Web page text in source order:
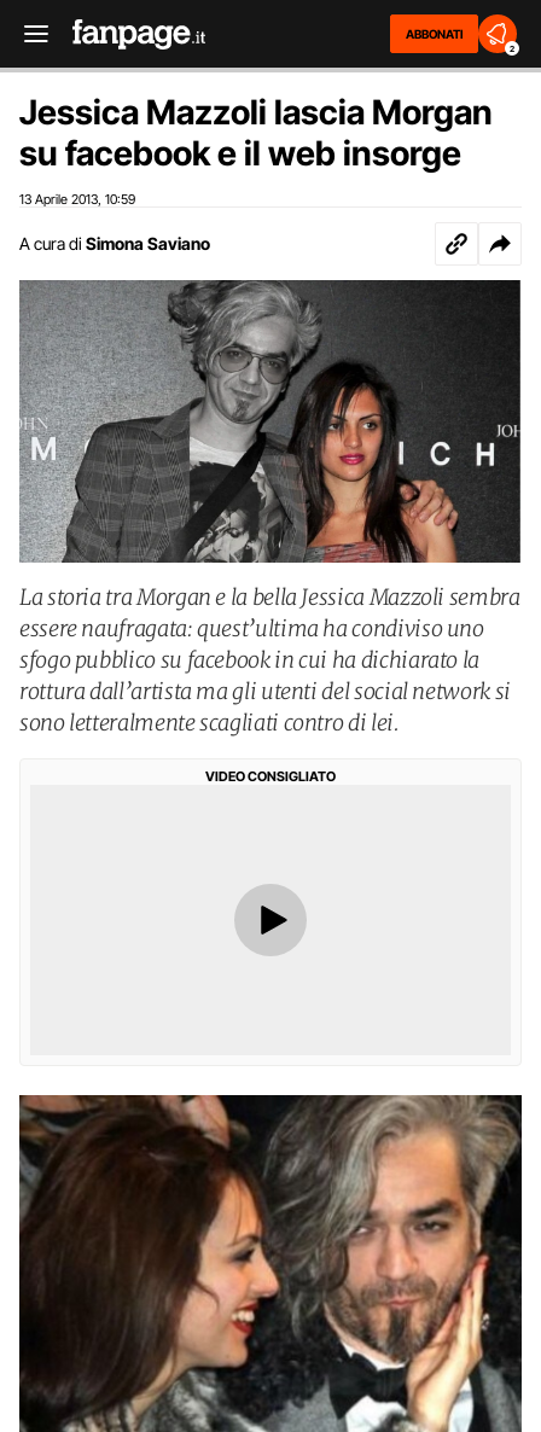
ABBONATI
2
Jessica Mazzoli lascia Morgan
su facebook e il web insorge
13 Aprile 2013 10:59
A cura di Simona Saviano
La storia tra Morgan e la bella Jessica Mazzoli sembra
essere naufragata: quest’ultima ha condiviso uno
sfogo pubblico su facebook in cui ha dichiarato la
rottura dall’artista ma gli utenti del social network si
sono letteralmente scagliati contro di lei.
VIDEO CONSIGLIATO